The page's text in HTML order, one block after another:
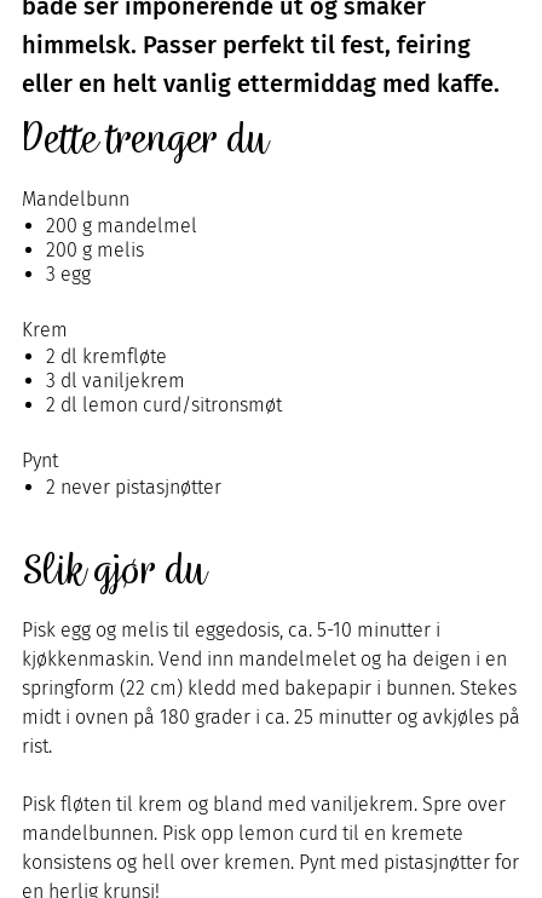
både ser imponerende ut og smaker
himmelsk. Passer perfekt til fest, feiring
eller en helt vanlig ettermiddag med kaffe.
Dette trenger du
Mandelbunn
200 g mandelmel
200 g melis
3 egg
Krem
2 dl kremfløte
3 dl vaniljekrem
2 dl lemon curd/sitronsmøt
Pynt
2 never pistasjnøtter
Slik gjør du
Pisk egg og melis til eggedosis, ca. 5-10 minutter i
kjøkkenmaskin. Vend inn mandelmelet og ha deigen i en
springform (22 cm) kledd med bakepapir i bunnen. Stekes
midt i ovnen på 180 grader i ca. 25 minutter og avkjøles på
rist.
Pisk fløten til krem og bland med vaniljekrem. Spre over
mandelbunnen. Pisk opp lemon curd til en kremete
konsistens og hell over kremen. Pynt med pistasjnøtter for
en herlig krunsj!